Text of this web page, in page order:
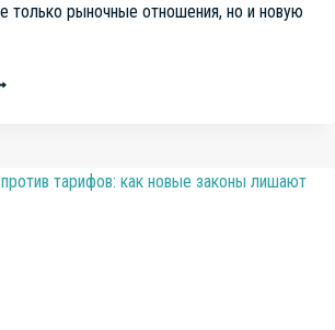
только рыночные отношения, но и новую